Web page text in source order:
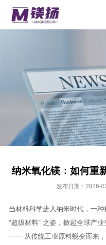
纳米氧化镁：如何重
发布日期：2026-
当材料科学进入纳米时代，一
“超级材料” 之姿，掀起全球产
—— 从传统工业原料蜕变而来